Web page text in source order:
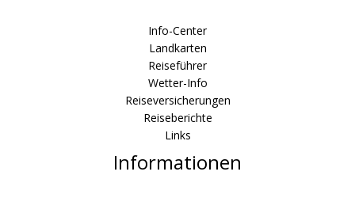
Info-Center
Landkarten
Reiseführer
Wetter-Info
Reiseversicherungen
Reiseberichte
Links
Informationen